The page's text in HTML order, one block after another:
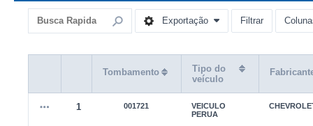
Exportação Filtrar
Tombamento
Tipo do
veículo
1 001721
VEICULO
PERUA